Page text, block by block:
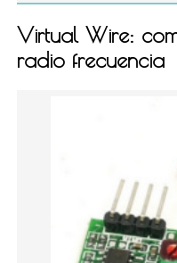
Virtual Wire:
radio frecuencia